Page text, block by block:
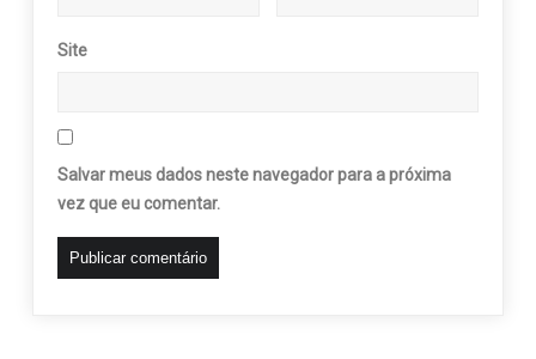
Site
Salvar meus dados neste navegador para a próxima
vez que eu comentar.